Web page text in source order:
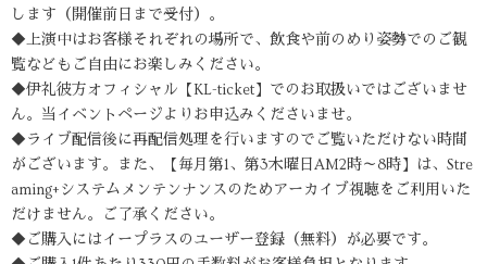
します（開催前日まで受付）。
◆上演中はお客様それぞれの場所で、飲食や前のめり姿勢でのご観
覧などもご自由にお楽しみください。
◆伊礼彼方オフィシャル【KL-ticket】でのお取扱いではございませ
ん。当イベントページよりお申込みくださいませ。
◆ライブ配信後に再配信処理を行いますのでご覧いただけない時間
がございます。また、【毎月第1、第3木曜日AM2時～8時】は、Stre
aming+システムメンテンナンスのためアーカイブ視聴をご利用いた
だけません。ご了承ください。
◆ご購入にはイープラスのユーザー登録（無料）が必要です。